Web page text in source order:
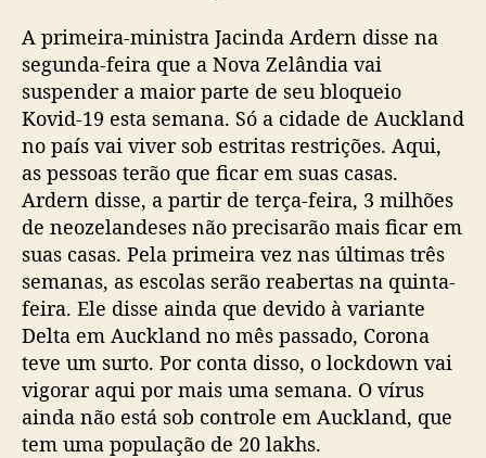
A primeira-ministra Jacinda Ardern disse na
segunda-feira que a Nova Zelândia vai
suspender a maior parte de seu bloqueio
Kovid-19 esta semana. Só a cidade de Auckland
no país vai viver sob estritas restrições. Aqui,
as pessoas terão que ficar em suas casas.
Ardern disse, a partir de terça-feira, 3 milhões
de neozelandeses não precisarão mais ficar em
suas casas. Pela primeira vez nas últimas três
semanas, as escolas serão reabertas na quinta-
feira. Ele disse ainda que devido à variante
Delta em Auckland no mês passado, Corona
teve um surto. Por conta disso, o lockdown vai
vigorar aqui por mais uma semana. O vírus
ainda não está sob controle em Auckland, que
tem uma população de 20 lakhs.